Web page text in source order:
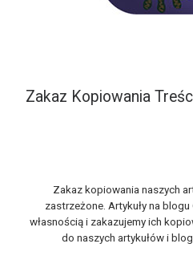
Zakaz Kopiowania
Zakaz kopiowania naszych
zastrzeżone. Artykuły na
własnością i zakazujemy ich
do naszych artykułów i